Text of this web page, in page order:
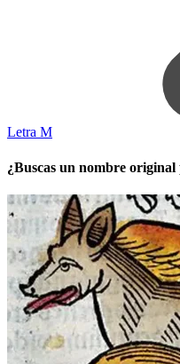
Letra M
¿Buscas un nombre